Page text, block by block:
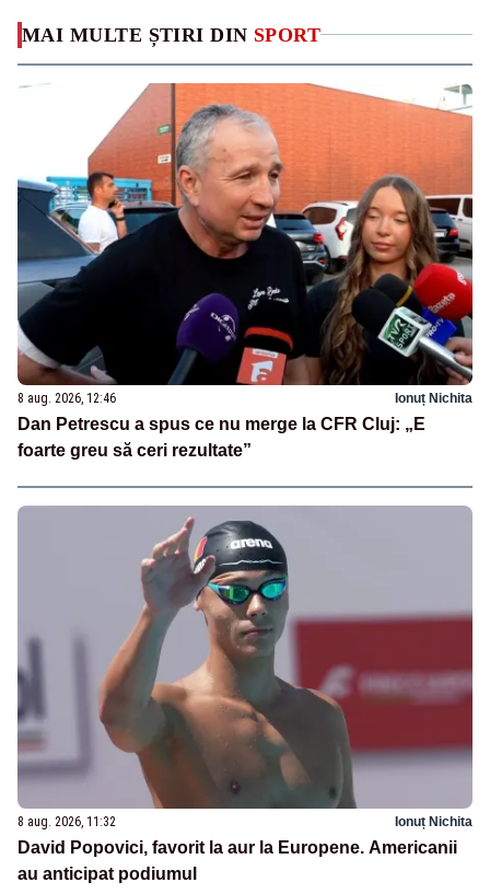
MAI MULTE ȘTIRI DIN SPORT
8 aug. 2026, 12:46 Ionuț Nichita
Dan Petrescu a spus ce nu merge la CFR Cluj: „E
foarte greu să ceri rezultate”
8 aug. 2026, 11:32 Ionuț Nichita
David Popovici, favorit la aur la Europene. Americanii
au anticipat podiumul